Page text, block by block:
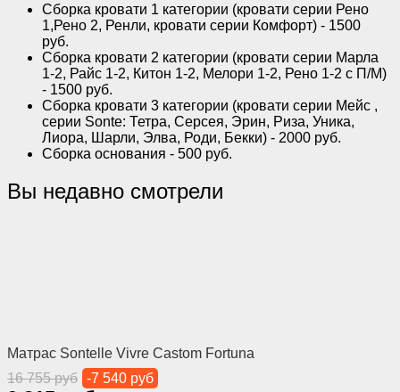
Сборка кровати 1 категории (кровати серии Рено
1,Рено 2, Ренли, кровати серии Комфорт) - 1500
руб.
Сборка кровати 2 категории (кровати серии Марла
1-2, Райс 1-2, Китон 1-2, Мелори 1-2, Рено 1-2 с П/М)
- 1500 руб.
Сборка кровати 3 категории (кровати серии Мейс ,
серии Sonte: Тетра, Серсея, Эрин, Риза, Уника,
Лиора, Шарли, Элва, Роди, Бекки) - 2000 руб.
Сборка основания - 500 руб.
Вы недавно смотрели
Матрас Sontelle Vivre Castom Fortuna
16 755 руб -7 540 руб